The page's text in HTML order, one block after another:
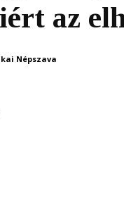
az
Népszava